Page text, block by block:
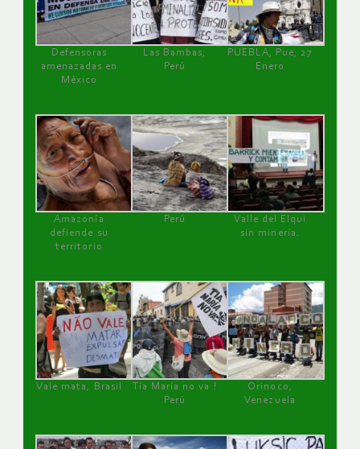
Defensoras
amenazadas en
México
Las Bambas,
Perú
PUEBLA, Pue, 27
Enero
Amazonía
defiende su
territorio
Perú
Valle del Elqui
sin minería.
Vale mata, Brasil
Tía María no va !
Perú
Orinoco,
Venezuela